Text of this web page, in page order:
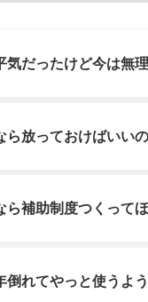
気だったけど今は無
ら放っておけばいい
ら補助制度つくって
倒れてやっと使うよ